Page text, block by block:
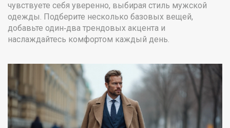
чувствуете себя уверенно, выбирая стиль мужской
одежды. Подберите несколько базовых вещей,
добавьте один‑два трендовых акцента и
наслаждайтесь комфортом каждый день.